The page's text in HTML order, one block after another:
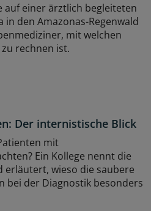
auf einer ärztlich begleiteten
den Amazonas-Regenwald
mit welchen
rechnen ist.
Der internistische Blick
mit
Ein Kollege nennt die
erläutert, wieso die saubere
bei der Diagnostik besonders